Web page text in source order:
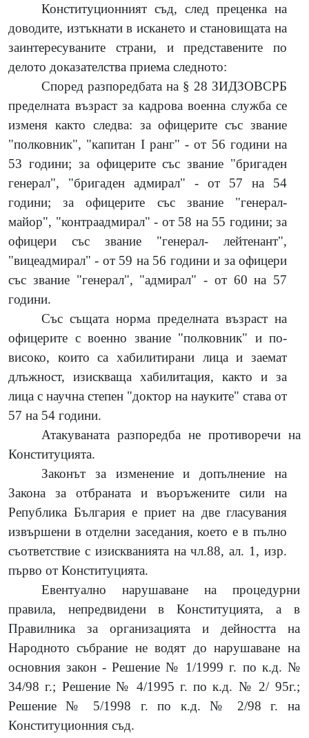
Конституционният съд, след преценка на
доводите, изтъкнати в искането и становищата на
заинтересуваните страни, и представените по
делото доказателства приема следното:
Според разпоредбата на § 28 ЗИДЗОВСРБ
пределната възраст за кадрова военна служба се
изменя както следва: за офицерите със звание
"полковник", "капитан I ранг" - от 56 години на
53 години; за офицерите със звание "бригаден
генерал", "бригаден адмирал" - от 57 на 54
години; за офицерите със звание "генерал-
майор", "контраадмирал" - от 58 на 55 години; за
офицери със звание "генерал- лейтенант",
"вицеадмирал" - от 59 на 56 години и за офицери
със звание "генерал", "адмирал" - от 60 на 57
години.
Със същата норма пределната възраст на
офицерите с военно звание "полковник" и по-
високо, които са хабилитирани лица и заемат
длъжност, изискваща хабилитация, както и за
лица с научна степен "доктор на науките" става от
57 на 54 години.
Атакуваната разпоредба не противоречи на
Конституцията.
Законът за изменение и допълнение на
Закона за отбраната и въоръжените сили на
Република България е приет на две гласувания
извършени в отделни заседания, което е в пълно
съответствие с изискванията на чл.88, ал. 1, изр.
първо от Конституцията.
Евентуално нарушаване на процедурни
правила, непредвидени в Конституцията, а в
Правилника за организацията и дейността на
Народното събрание не водят до нарушаване на
основния закон - Решение № 1/1999 г. по к.д. №
34/98 г.; Решение № 4/1995 г. по к.д. № 2/ 95г.;
Решение № 5/1998 г. по к.д. № 2/98 г. на
Конституционния съд.